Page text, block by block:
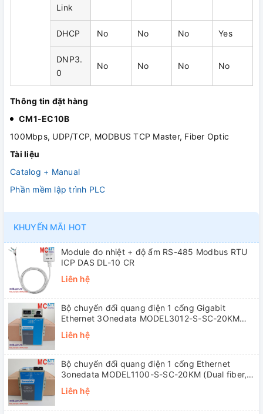
Link
DHCP No No No Yes
DNP3.
0
No No No No
Thông tin đặt hàng
CM1-EC10B
100Mbps, UDP/TCP, MODBUS TCP Master, Fiber Optic
Tài liệu
Catalog + Manual
Phần mềm lập trình PLC
KHUYẾN MÃI HOT
Module đo nhiệt + độ ẩm RS-485 Modbus RTU
ICP DAS DL-10 CR
Liên hệ
Bộ chuyển đổi quang điện 1 cổng Gigabit
Ethernet 3Onedata MODEL3012-S-SC-20KM
Liên hệ
Bộ chuyển đổi quang điện 1 cổng Ethernet
3onedata MODEL1100-S-SC-20KM (Dual fiber,
Liên hệ